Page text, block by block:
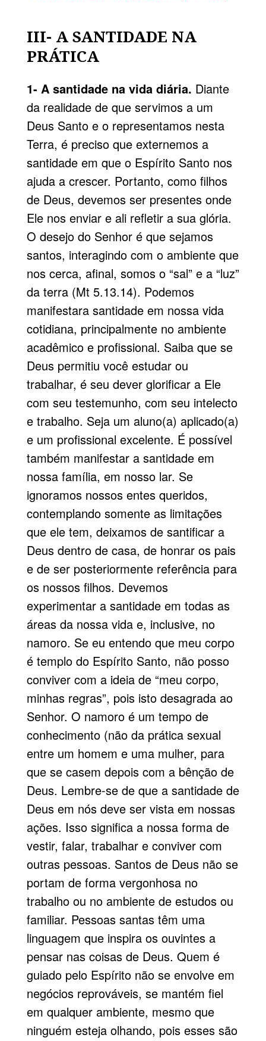
III- A SANTIDADE NA
PRÁTICA
1- A santidade na vida diária. Diante
da realidade de que servimos a um
Deus Santo e o representamos nesta
Terra, é preciso que externemos a
santidade em que o Espírito Santo nos
ajuda a crescer. Portanto, como filhos
de Deus, devemos ser presentes onde
Ele nos enviar e ali refletir a sua glória.
O desejo do Senhor é que sejamos
santos, interagindo com o ambiente que
nos cerca, afinal, somos o “sal” e a “luz”
da terra (Mt 5.13.14). Podemos
manifestara santidade em nossa vida
cotidiana, principalmente no ambiente
acadêmico e profissional. Saiba que se
Deus permitiu você estudar ou
trabalhar, é seu dever glorificar a Ele
com seu testemunho, com seu intelecto
e trabalho. Seja um aluno(a) aplicado(a)
e um profissional excelente. É possível
também manifestar a santidade em
nossa família, em nosso lar. Se
ignoramos nossos entes queridos,
contemplando somente as limitações
que ele tem, deixamos de santificar a
Deus dentro de casa, de honrar os pais
e de ser posteriormente referência para
os nossos filhos. Devemos
experimentar a santidade em todas as
áreas da nossa vida e, inclusive, no
namoro. Se eu entendo que meu corpo
é templo do Espírito Santo, não posso
conviver com a ideia de “meu corpo,
minhas regras”, pois isto desagrada ao
Senhor. O namoro é um tempo de
conhecimento (não da prática sexual
entre um homem e uma mulher, para
que se casem depois com a bênção de
Deus. Lembre-se de que a santidade de
Deus em nós deve ser vista em nossas
ações. Isso significa a nossa forma de
vestir, falar, trabalhar e conviver com
outras pessoas. Santos de Deus não se
portam de forma vergonhosa no
trabalho ou no ambiente de estudos ou
familiar. Pessoas santas têm uma
linguagem que inspira os ouvintes a
pensar nas coisas de Deus. Quem é
guiado pelo Espírito não se envolve em
negócios reprováveis, se mantém fiel
em qualquer ambiente, mesmo que
ninguém esteja olhando, pois esses são